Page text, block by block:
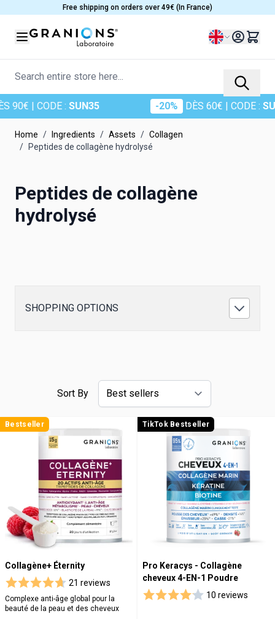
Skip to ContentFree shipping on orders over 49€ (In France)
Language
Search entire store here...
| CODE :SUN35 DÈS 60€| CODE :SUN20
Home / Ingredients / Assets / Collagen
/
Peptides de collagène hydrolysé
Peptides de collagène
hydrolysé
SHOPPING OPTIONS
Sort By
Bestseller
Collagène+ Éternity
21 reviews
Complexe anti-âge global pour la
beauté de la peau et des cheveux
TikTok Bestseller
Pro Keracys - Collagène
cheveux 4-EN-1 Poudre
10 reviews